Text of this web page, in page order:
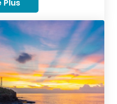
folklore and the
in Grand Gaube will
in every way.
Plus